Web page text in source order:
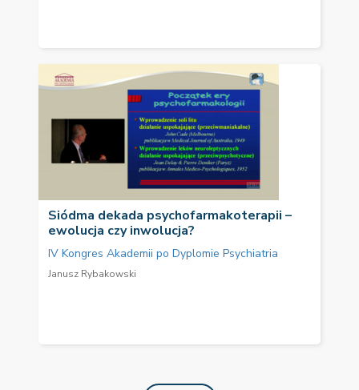
Siódma dekada psychofarmakoterapii –
ewolucja czy inwolucja?
IV Kongres Akademii po Dyplomie Psychiatria
Janusz Rybakowski